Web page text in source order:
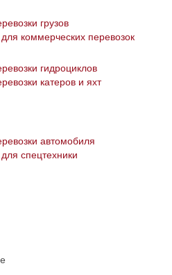
грузов
коммерческих перевозок
гидроциклов
катеров и яхт
автомобиля
спецтехники